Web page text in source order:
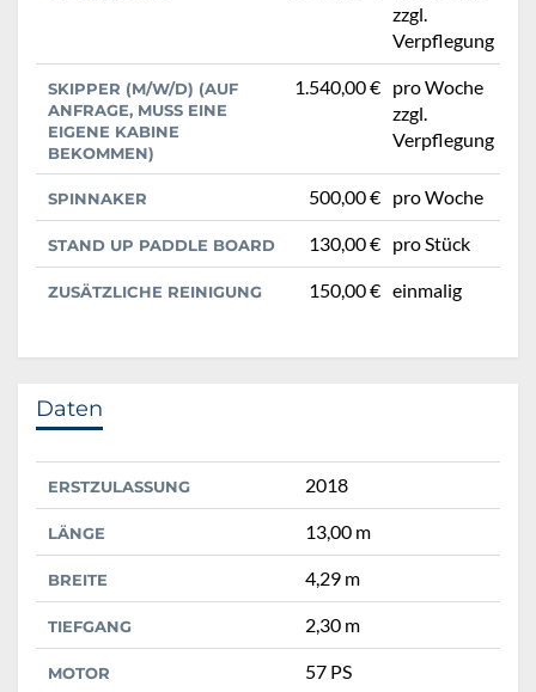
zzgl.
Verpflegung
SKIPPER (M/W/D) (AUF
ANFRAGE, MUSS EINE
EIGENE KABINE
BEKOMMEN)
1.540,00 € pro Woche
zzgl.
Verpflegung
SPINNAKER 500,00 € pro Woche
STAND UP PADDLE BOARD 130,00 € pro Stück
ZUSÄTZLICHE REINIGUNG 150,00 € einmalig
Daten
ERSTZULASSUNG 2018
LÄNGE 13,00 m
BREITE 4,29 m
TIEFGANG 2,30 m
MOTOR 57 PS